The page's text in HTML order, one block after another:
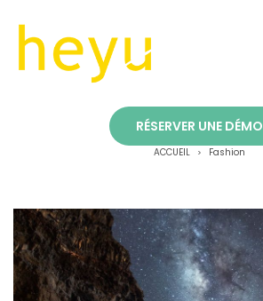
RÉSERVER UNE DÉMO
Fashion
ACCUEIL > Fashion